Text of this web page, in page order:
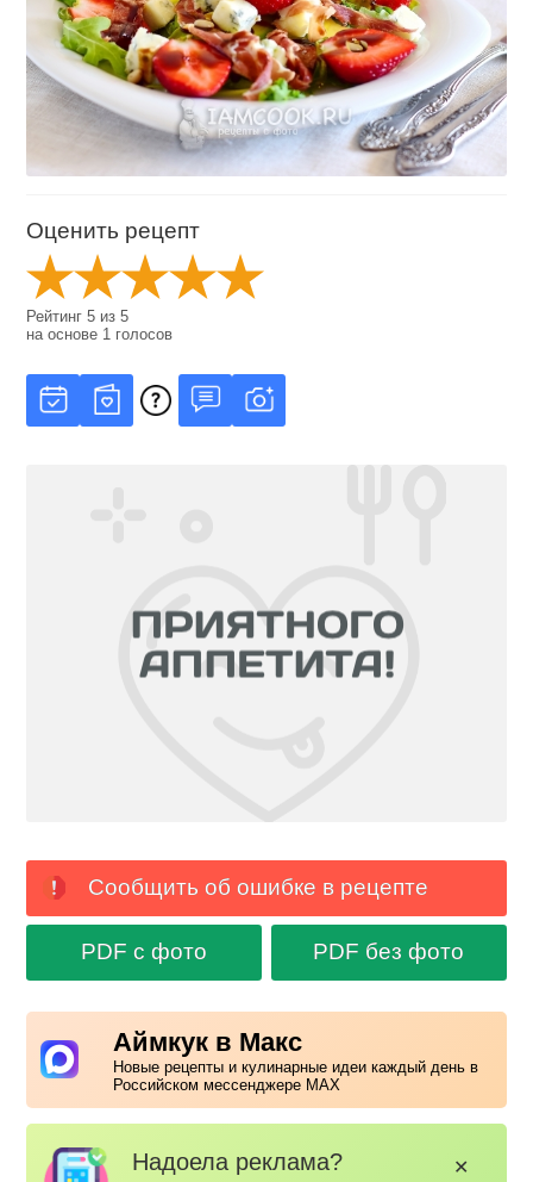
Оценить рецепт
Рейтинг5 из5
на основе 1 голосов
Сообщить об ошибке в рецепте
PDF с фото PDF без фото
Аймкук в Макс
Новые рецепты и кулинарные идеи каждый день в
Российском мессенджере MAX
Надоела реклама? ✕